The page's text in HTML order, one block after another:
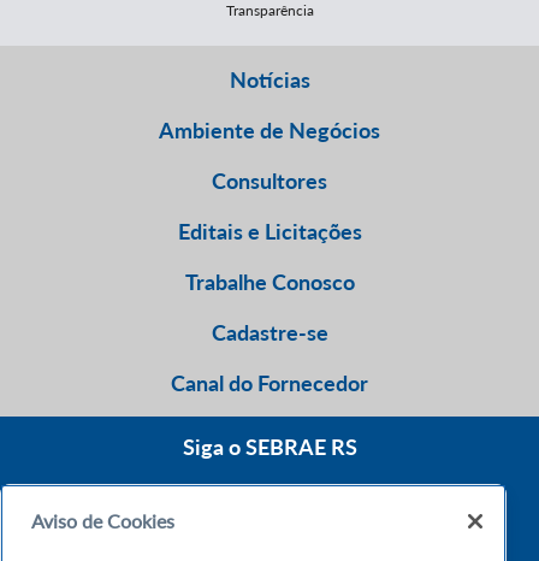
Transparência
Notícias
Ambiente de Negócios
Consultores
Editais e Licitações
Trabalhe Conosco
Cadastre-se
Canal do Fornecedor
Siga o SEBRAE RS
Aviso de Cookies